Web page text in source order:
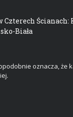
Czterech Ścianach:
Biała
oznacza, że